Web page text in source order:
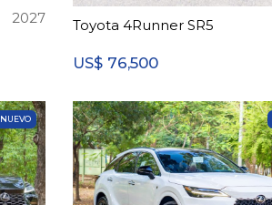
2027 Toyota 4Runner SR5
US$ 76,500
NUEVO